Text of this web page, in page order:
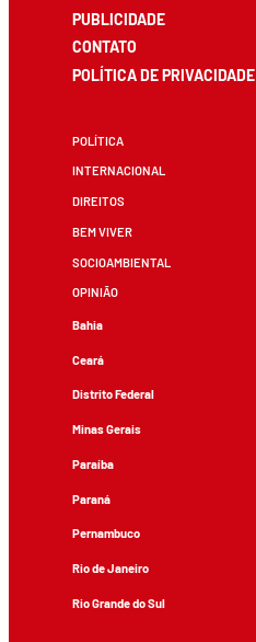
PUBLICIDADE
CONTATO
POLÍTICA DE PRIVACIDADE
POLÍTICA
INTERNACIONAL
DIREITOS
BEM VIVER
SOCIOAMBIENTAL
OPINIÃO
Bahia
Ceará
Distrito Federal
Minas Gerais
Paraíba
Paraná
Pernambuco
Rio de Janeiro
Rio Grande do Sul